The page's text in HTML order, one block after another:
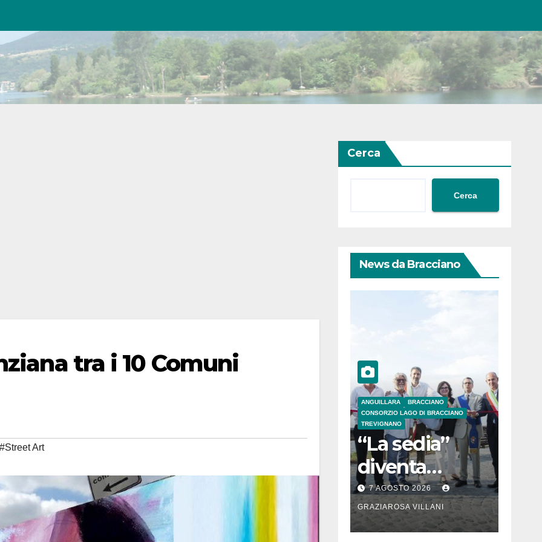
tra i 10 Comuni
#Street Art
Cerca
Cerca
News da Bracciano
ANGUILLARA
BRACCIANO
CONSORZIO LAGO DI BRACCIANO
TREVIGNANO
“La sedia”
diventa
Belvedere sul
lago di
Bracciano: ieri
7 AGOSTO 2026
GRAZIAROSA VILLANI